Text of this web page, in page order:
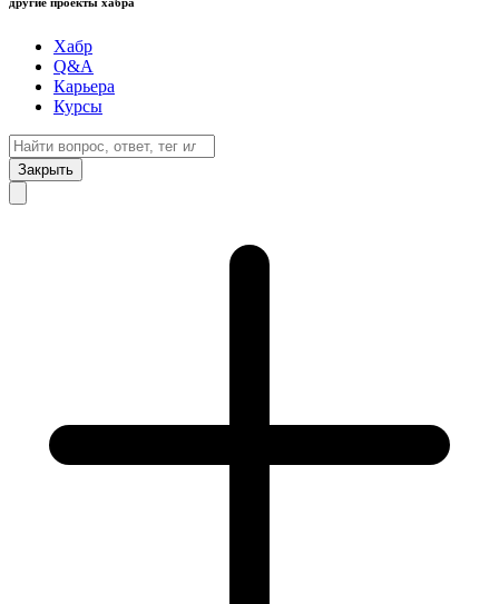
Хабр
Q&A
Карьера
Курсы
Закрыть